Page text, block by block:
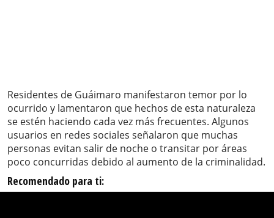
Residentes de Guáimaro manifestaron temor por lo
ocurrido y lamentaron que hechos de esta naturaleza
se estén haciendo cada vez más frecuentes. Algunos
usuarios en redes sociales señalaron que muchas
personas evitan salir de noche o transitar por áreas
poco concurridas debido al aumento de la criminalidad.
Recomendado para ti: